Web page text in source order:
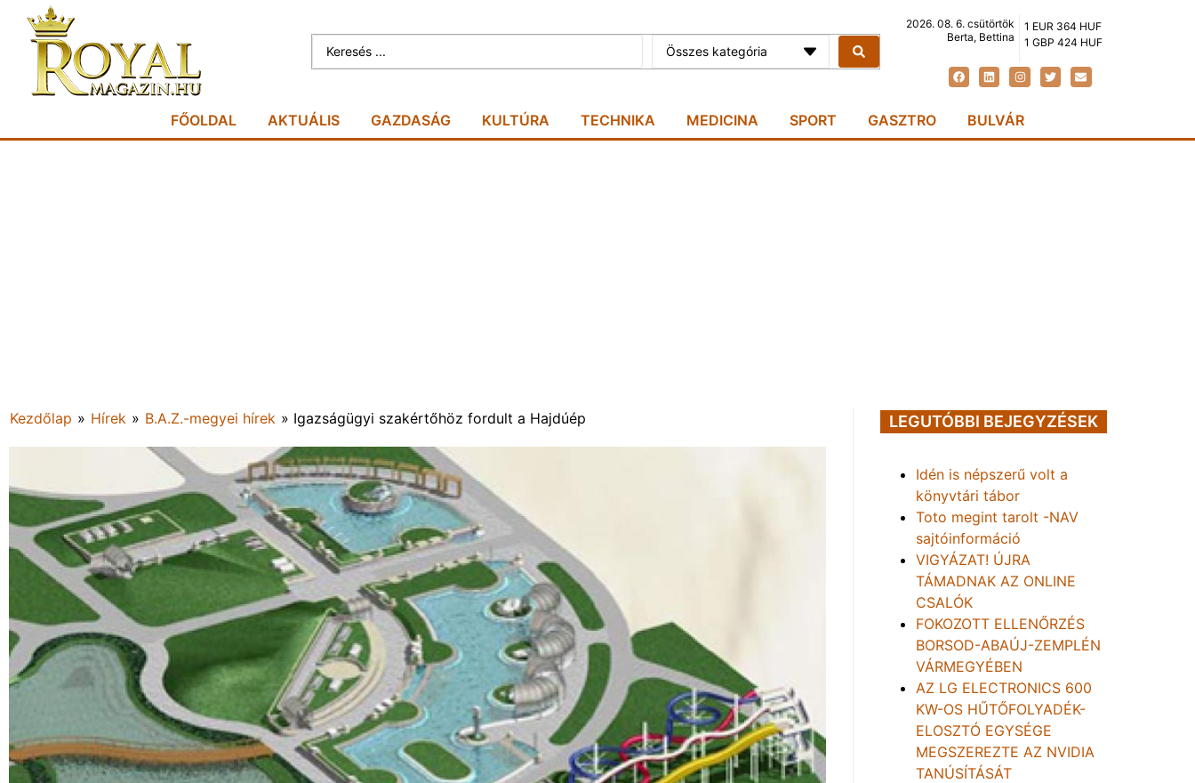
Összes kategória
2026. 08. 6. csütörtök
Berta, Bettina
1 EUR 364 HUF
1 GBP 424 HUF
FŐOLDAL AKTUÁLIS GAZDASÁG KULTÚRA TECHNIKA MEDICINA SPORT GASZTRO BULVÁR
Kezdőlap » Hírek » B.A.Z.-megyei hírek » Igazságügyi szakértőhöz fordult a Hajdúép LEGUTÓBBI BEJEGYZÉSEK
Idén is népszerű volt a
könyvtári tábor
Toto megint tarolt -NAV
sajtóinformáció
VIGYÁZAT! ÚJRA
TÁMADNAK AZ ONLINE
CSALÓK
FOKOZOTT ELLENŐRZÉS
BORSOD-ABAÚJ-ZEMPLÉN
VÁRMEGYÉBEN
AZ LG ELECTRONICS 600
KW-OS HŰTŐFOLYADÉK-
ELOSZTÓ EGYSÉGE
MEGSZEREZTE AZ NVIDIA
TANÚSÍTÁSÁT